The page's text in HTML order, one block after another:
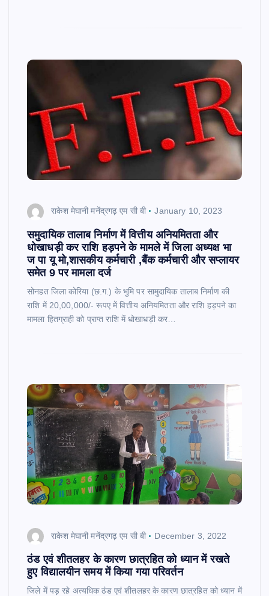
राकेश मेघानी मनेंद्रगढ़ एम सी बी January 10, 2023
समुदायिक तालाब निर्माण में वित्तीय अनियमितता और
धोखाधड़ी कर राशि हड़पने के मामले में जिला अध्यक्ष भा
ज पा यू मो,शासकीय कर्मचारी ,बैंक कर्मचारी और सप्लायर
समेत 9 पर मामला दर्ज
सोनहत जिला कोरिया (छ.ग.) के भुमि पर सामुदायिक तालाब निर्माण की
राशि में 20,00,000/- रूपए में वित्तीय अनियमितता और राशि हड़पने का
मामला हितग्राही को प्राप्त राशि में धोखाधड़ी कर…
राकेश मेघानी मनेंद्रगढ़ एम सी बी December 3, 2022
ठंड एवं शीतलहर के कारण छात्रहित को ध्यान में रखते
हुए विद्यालयीन समय में किया गया परिवर्तन
जिले में पड़ रहे अत्यधिक ठंड एवं शीतलहर के कारण छात्रहित को ध्यान में